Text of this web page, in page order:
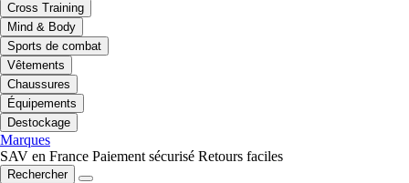
Cross Training
Mind & Body
Sports de combat
Vêtements
Chaussures
Équipements
Destockage
Marques
SAV en France Paiement sécurisé Retours faciles
Rechercher